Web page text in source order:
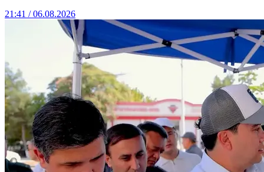
21:41 / 06.08.2026